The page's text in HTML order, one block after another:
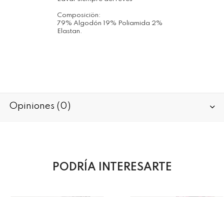
Composiciön:
79% Algodón 19% Poliamida 2%
Elastan.
Opiniones (0)
PODRÍA INTERESARTE